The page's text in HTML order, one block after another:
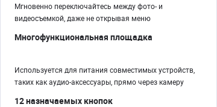
Мгновенно переключайтесь между фото- и
видеосъемкой, даже не открывая меню
Многофункциональная площадка
Используется для питания совместимых устройств,
таких как аудио-аксессуары, прямо через камеру
12 назначаемых кнопок